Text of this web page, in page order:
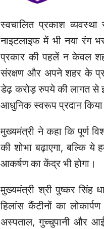
स्वचालित प्रकाश
नाइटलाइफ में भी नया रंग
प्रकार की पहलें न केवल
संरक्षण और अपने शहर के
डेढ़ करोड़ रुपये की लागत से
आधुनिक स्वरूप प्रदान किया
मुख्यमंत्री ने कहा कि पूर्ण
की शोभा बढ़ाएगा, बल्कि ये
आकर्षण का केंद्र भी होगा।
मुख्यमंत्री श्री पुष्कर सिंह
हिलांस कैंटीनों का
अस्पताल, गुच्चुपानी और